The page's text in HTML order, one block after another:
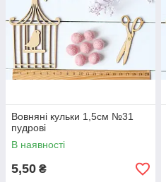
Вовняні кульки 1,5см №31
пудрові
В наявності
5,50 ₴